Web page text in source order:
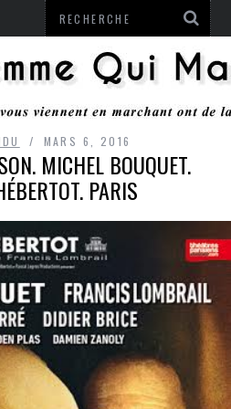
MARS 6, 2016
MICHEL BOUQUET.
PARIS